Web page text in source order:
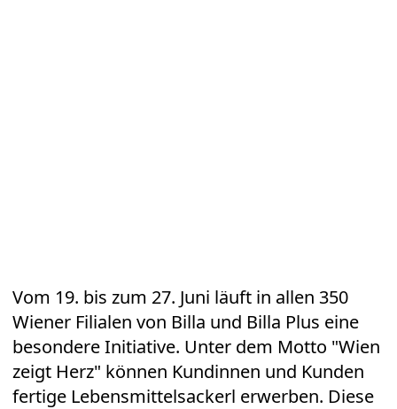
Vom 19. bis zum 27. Juni läuft in allen 350
Wiener Filialen von Billa und Billa Plus eine
besondere Initiative. Unter dem Motto "Wien
zeigt Herz" können Kundinnen und Kunden
fertige Lebensmittelsackerl erwerben. Diese